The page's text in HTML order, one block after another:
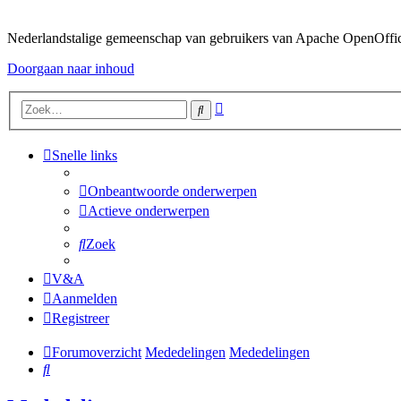
Nederlandstalige gemeenschap van gebruikers van Apache
Doorgaan naar inhoud
Zoek
Snelle links
Onbeantwoorde onderwerpen
Actieve onderwerpen
Zoek
V&A
Aanmelden
Registreer
Forumoverzicht Mededelingen Mededelingen
Zoek